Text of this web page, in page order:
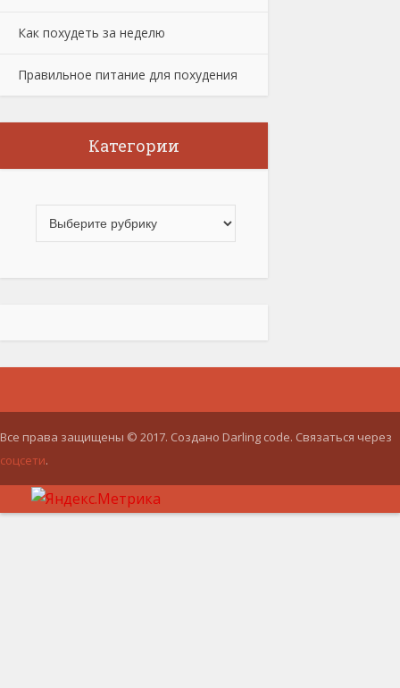
Как похудеть за неделю
Правильное питание для похудения
Категории
Все права защищены © 2017. Создано Darling code. Связаться через
соцсети.